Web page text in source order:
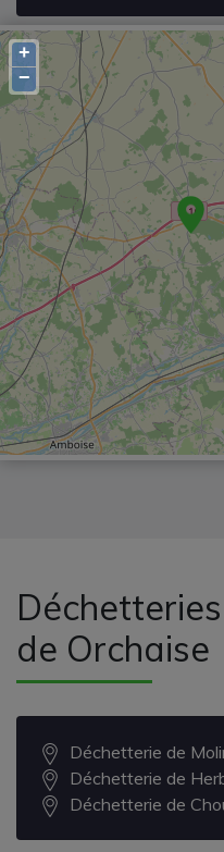
+
−
de Orchaise
Déchetterie de
Déchetterie de
Déchetterie de